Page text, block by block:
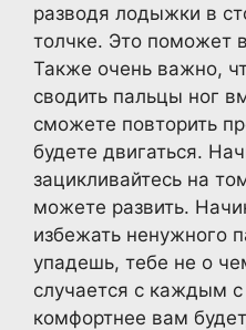
разводя лодыжки в
толчке. Это поможет
Также очень важно,
сводить пальцы ног
сможете повторить
будете двигаться.
зацикливайтесь на
можете развить.
избежать ненужного
упадешь, тебе не о
случается с каждым
комфортнее вам